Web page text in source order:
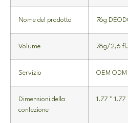
Nome del prodotto 76g
Volume 76g/2,6
Servizio OEM ODM
Dimensioni della
confezione
1.77 *